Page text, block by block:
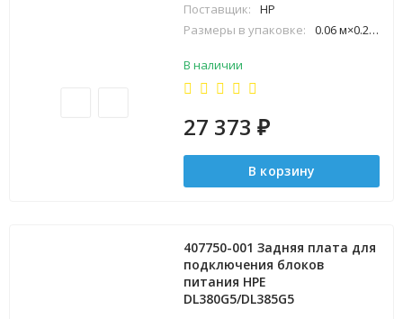
Поставщик:
HP
Размеры в упаковке:
0.06 м×0.23 м×0.31 м
В наличии
27 373₽
В корзину
407750-001 Задняя плата для
подключения блоков
питания HPE
DL380G5/DL385G5